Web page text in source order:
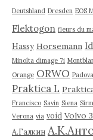
Deutshland Dresden EOS
Flektogon fleurs du
Hassy Horsemann
Minolta dimage 7i
Orange ORWO Padova
Praktica L
Francisco Savin Siena
Verona via void Volvo
А.Галкин